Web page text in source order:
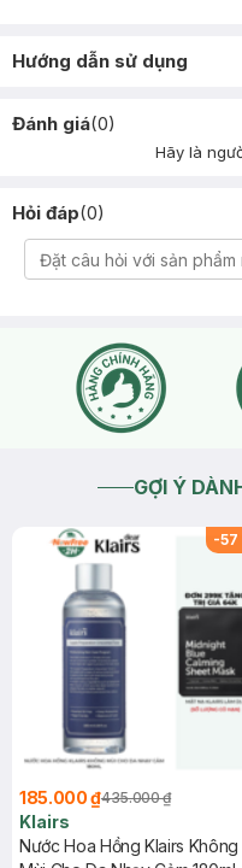
Hướng dẫn sử dụng
Đánh giá(0)
Hãy là
Hỏi đáp(0)
GỢI Ý
-57
185.000 ₫435.000 ₫
Klairs
Nước Hoa Hồng Klairs Không